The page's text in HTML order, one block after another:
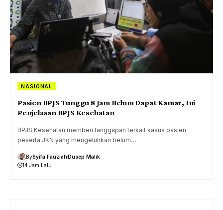
NASIONAL
Pasien BPJS Tunggu 8 Jam Belum Dapat Kamar, Ini
Penjelasan BPJS Kesehatan
BPJS Kesehatan memberi tanggapan terkait kasus pasien
peserta JKN yang mengeluhkan belum…
BySyifa FauziahDusep Malik
14 Jam Lalu